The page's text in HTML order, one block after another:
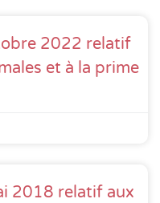
2022 relatif
et à la prime
2018 relatif aux